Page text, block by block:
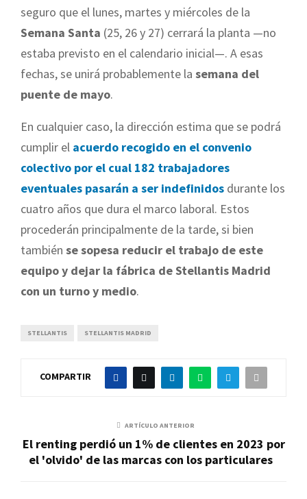
seguro que el lunes, martes y miércoles de la
Semana Santa (25, 26 y 27) cerrará la planta —no
estaba previsto en el calendario inicial—. A esas
fechas, se unirá probablemente la semana del
puente de mayo.
En cualquier caso, la dirección estima que se podrá
cumplir el acuerdo recogido en el convenio
colectivo por el cual 182 trabajadores
eventuales pasarán a ser indefinidos durante los
cuatro años que dura el marco laboral. Estos
procederán principalmente de la tarde, si bien
también se sopesa reducir el trabajo de este
equipo y dejar la fábrica de Stellantis Madrid
con un turno y medio.
STELLANTIS STELLANTIS MADRID
COMPARTIR
ARTÍCULO ANTERIOR
El renting perdió un 1% de clientes en 2023 por
el 'olvido' de las marcas con los particulares